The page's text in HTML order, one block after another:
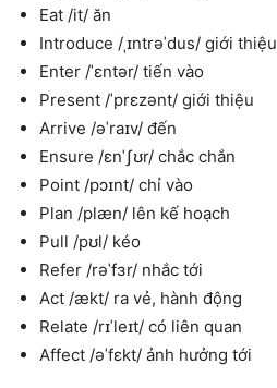
Eat /it/ ăn
Introduce /ˌɪntrəˈdus/ giới thiệu
Enter /ˈɛntər/ tiến vào
Present /ˈprɛzənt/ giới thiệu
Arrive /əˈraɪv/ đến
Ensure /ɛnˈʃʊr/ chắc chắn
Point /pɔɪnt/ chỉ vào
Plan /plæn/ lên kế hoạch
Pull /pʊl/ kéo
Refer /rəˈfɜr/ nhắc tới
Act /ækt/ ra vẻ, hành động
Relate /rɪˈleɪt/ có liên quan
Affect /əˈfɛkt/ ảnh hưởng tới